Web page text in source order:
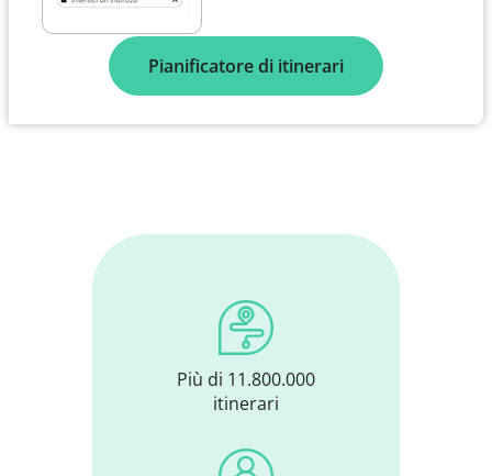
Pianificatore di itinerari
Più di 11.800.000
itinerari